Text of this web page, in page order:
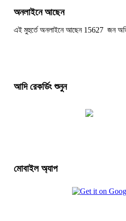
অনলাইনে আছেন
এই মুহুর্তে অনলাইনে আছেন 15627 জন
আদি রেকর্ডিং শুনুন
মোবাইল অ্যাপ